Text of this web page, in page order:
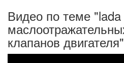
Видео по теме
клапанов двигателя"